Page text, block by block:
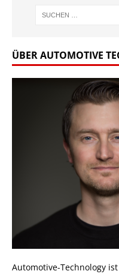
ÜBER AUTOMOTIVE
Automotive-Technology